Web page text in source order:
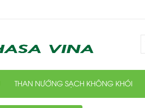
THAN NƯỚNG SẠCH KHÔNG KHÓI